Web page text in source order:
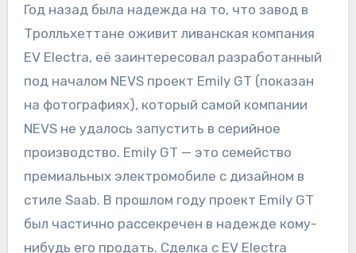
Год назад была надежда на то, что завод в
Тролльхеттане оживит ливанская компания
EV Electra, её заинтересовал разработанный
под началом NEVS проект Emily GT (показан
на фотографиях), который самой компании
NEVS не удалось запустить в серийное
производство. Emily GT — это семейство
премиальных электромобиле с дизайном в
стиле Saab. В прошлом году проект Emily GT
был частично рассекречен в надежде кому-
нибудь его продать. Сделка с EV Electra